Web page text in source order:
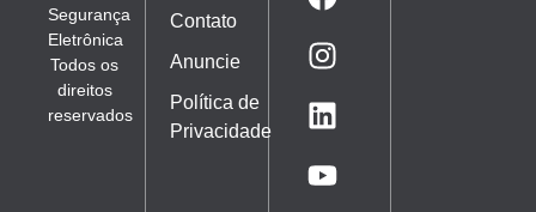
Segurança
Eletrônica
Todos os
direitos
reservados
Contato
Anuncie
Política de
Privacidade